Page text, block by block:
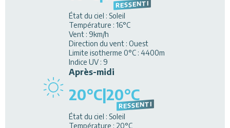
RESSENTI
État du ciel : Soleil
Température : 16°C
Vent : 9km/h
Direction du vent : Ouest
Limite isotherme 0°C : 4400m
Indice UV : 9
Après-midi
20°C|20°C
RESSENTI
État du ciel : Soleil
Température : 20°C